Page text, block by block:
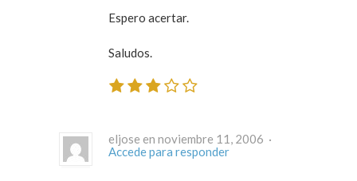
Espero acertar.
Saludos.
eljose en noviembre 11, 2006 ·
Accede para responder